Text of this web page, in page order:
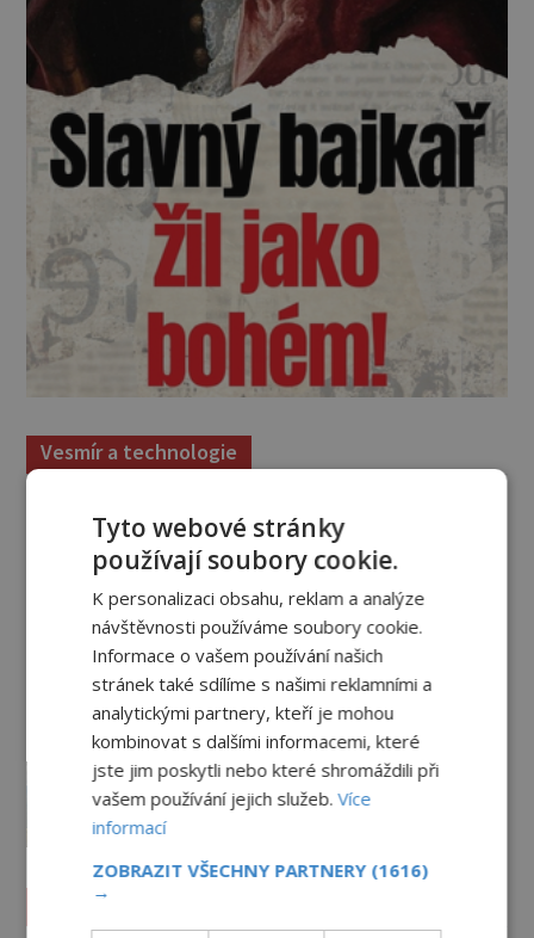
Vesmír a technologie
Američané v obležení UFO?
PREMIUM 27.7.2026 3.5TIS
Nad australským městem
„tančila“ záhadná světla
PREMIUM 4.7.2026 3.4TIS
Mimozemšťan z Andahuaylillas: Čí
jsou ostatky zakrslého stvoření s
ohromnou lebkou?
Záhady historie
Tyto webové stránky
používají soubory cookie.
K personalizaci obsahu, reklam a analýze
návštěvnosti používáme soubory cookie.
Informace o vašem používání našich
stránek také sdílíme s našimi reklamními a
analytickými partnery, kteří je mohou
kombinovat s dalšími informacemi, které
jste jim poskytli nebo které shromáždili při
vašem používání jejich služeb.Více
informací
ZOBRAZIT VŠECHNY PARTNERY (1616)
→